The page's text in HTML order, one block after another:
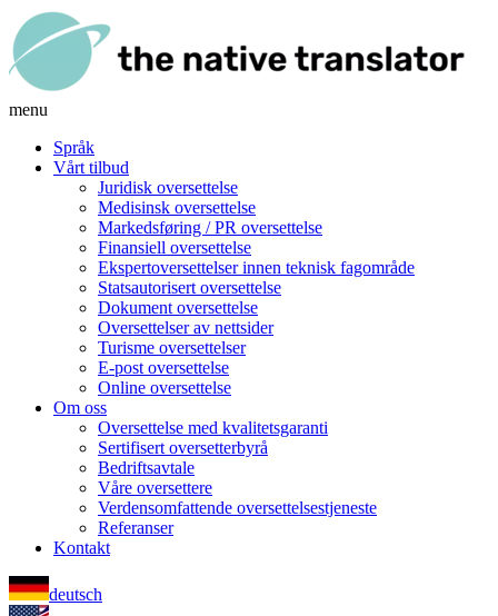
menu
Språk
Vårt tilbud
Juridisk oversettelse
Medisinsk oversettelse
Markedsføring / PR oversettelse
Finansiell oversettelse
Ekspertoversettelser innen teknisk fagområde
Statsautorisert oversettelse
Dokument oversettelse
Oversettelser av nettsider
Turisme oversettelser
E-post oversettelse
Online oversettelse
Om oss
Oversettelse med kvalitetsgaranti
Sertifisert oversetterbyrå
Bedriftsavtale
Våre oversettere
Verdensomfattende oversettelsestjeneste
Referanser
Kontakt
deutsch